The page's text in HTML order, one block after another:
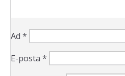
Ad *
E-posta *